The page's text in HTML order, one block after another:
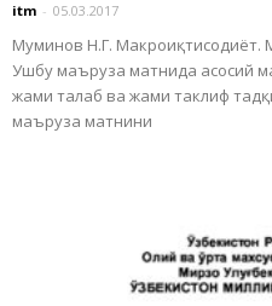
itm - 05.03.2017
Муминов Н.Г. Макроиқтисодиёт.
Ушбу маъруза матнида асосий
жами талаб ва жами таклиф
маъруза матнини